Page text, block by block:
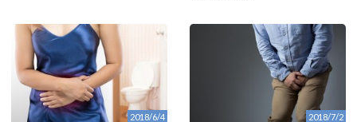
2018/6/4 2018/7/2